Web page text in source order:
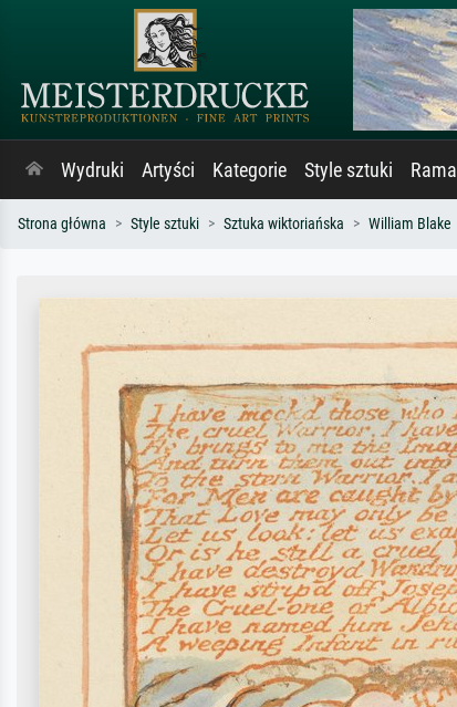
Wydruki Artyści Kategorie Style sztuki Rama
Strona główna Style sztuki Sztuka wiktoriańska William Blake